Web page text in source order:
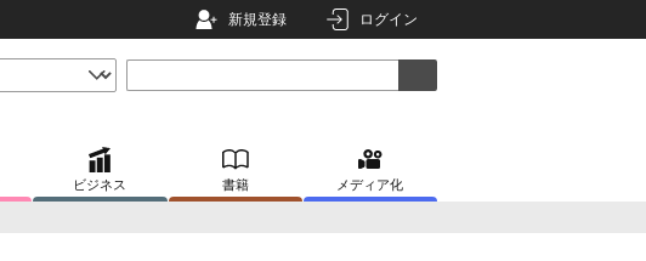
新規登録 ログイン
ビジネス 書籍 メディア化